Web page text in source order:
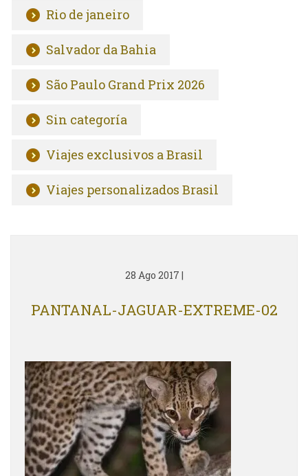
Rio de janeiro
Salvador da Bahia
São Paulo Grand Prix 2026
Sin categoría
Viajes exclusivos a Brasil
Viajes personalizados Brasil
28 Ago 2017 |
PANTANAL-JAGUAR-EXTREME-02